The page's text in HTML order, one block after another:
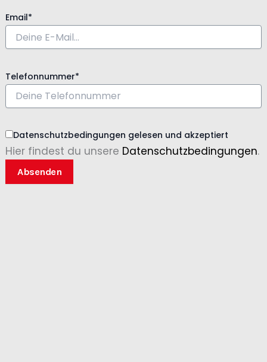
Email*
Telefonnummer*
Datenschutzbedingungen gelesen und akzeptiert
Hier findest du unsere Datenschutzbedingungen.